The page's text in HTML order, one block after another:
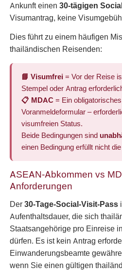
Ankunft einen 30-tägigen
Visumantrag, keine
Dies führt zu einem häufigen
thailändischen Reisenden:
📘 Visumfrei = Vor der Reise
Stempel oder Antrag
📋 MDAC = Ein
Voranmeldeformular –
visumfreien Status.
Beide Bedingungen sind
einen Bedingung erfüllt nicht
ASEAN-Abkommen vs
Anforderungen
Der30-Tage-Social-Visit-Pass
Aufenthaltsdauer, die sich
Staatsangehörige pro Einreise
dürfen. Es ist kein Antrag
Einwanderungsbeamte
wenn Sie einen gültigen